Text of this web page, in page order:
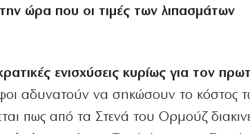
ώρα που οι τιμές των λιπασμάτων
ενισχύσεις κυρίως για τον
αδυνατούν να σηκώσουν το κόστος
πως από τα Στενά του Ορμούζ